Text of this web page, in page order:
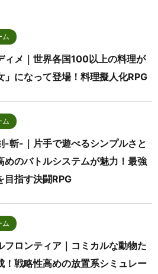
ム
ィメ｜世界各国100以上の料理が
」になって登場！料理擬人化RPG
ム
-斬-｜片手で遊べるシンプルさと
めのバトルシステムが魅力！最強
目指す決闘RPG
ム
フロンティア｜コミカルな動物た
！戦略性高めの放置系シミュレー